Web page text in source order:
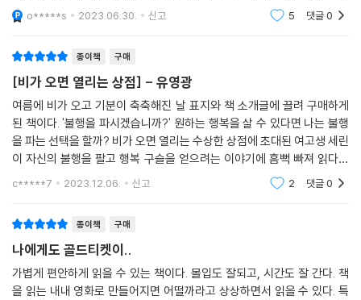
를 더욱 단단하고 강하게 만든다. 거센 비가 내릴수록 더욱 아름다운 빛을
여내면서, 어려운 현실을 겪고 있는 이들에게 따스한 시선으로 용기를 건
“해리포터와 지브리 애니메이션의 만남!”
전 세계 독자들이 열광하는 이야기의 힘
『비가 오면 열리는 상점』을 읽은 독자들이 한결같이 보이는 반응이 있다.
마치 영화나 애니메이션을 보는 것처럼 장면들이 머릿속에서 펼쳐진다는
찬의 말로 향수를 만드는 도깨비, 눈물과 땀으로 아름다운 꽃과 나무를 피
우는 도깨비, 발톱 다듬기 대회와 반찬 없이 맨밥 먹기 대회의 수상 경력을
뽐내는 도깨비 등 독특하면서도 매력적인 캐릭터들은 독자로 하여금 소설
속 세계에 몰입하게끔 만든다.
시원한 곳에서 휴식을 취하는 것이 최고다. 하지만 날씨가 꿉꿉하다고 해
서 시원한
o*****s 2023.06.30. 신고 5 댓글0
종이책 구매
[비가 오면 열리는 상점] - 유영광
여름에 비가 오고 기분이 축축해진 날 표지와 책 소개글에 끌려 구매하게
된 책이다. '불행을 파시겠습니까?' 원하는 행복을 살 수 있다면 나는 불행
을 파는 선택을 할까? 비가 오면 열리는 수상한 상점에 초대된 여고생 세린
이 자신의 불행을 팔고 행복 구슬을 얻으려는 이야기에 흠뻑 빠져 읽다보
면 이상하게 지브리 애니메이션과 해리포터의 장면들이 머릿속에 떠오른
c*****7 2023.12.06. 신고 2 댓글0
종이책 구매
나에게도 골드티켓이..
가볍게 편안하게 읽을 수 있는 책이다. 몰입도 잘되고, 시간도 잘 간다. 책
을 읽는 내내 영화로 만들어지면 어떨까라고 상상하면서 읽을 수 있다. 특